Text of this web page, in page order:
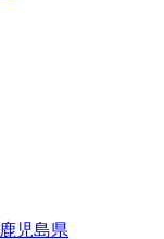
鹿児島県